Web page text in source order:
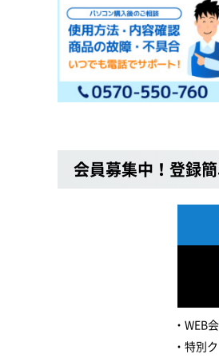
会員募集中！登録
WEB
特別